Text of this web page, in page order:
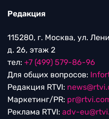
Редакция
115280, г. Москва, ул.
д. 26, этаж 2
тел: +7 (499) 579-86-96
Для общих вопросов:
Редакция RTVI:
Маркетинг/PR:
Реклама RTVI: adv-